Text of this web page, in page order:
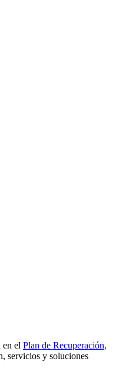
en el Plan de Recuperación,
servicios y soluciones